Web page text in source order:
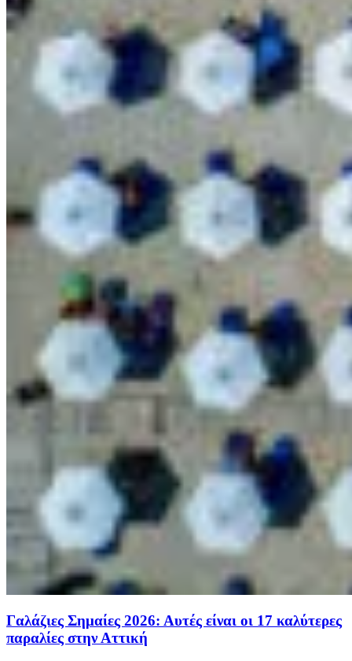
Γαλάζιες Σημαίες 2026: Αυτές είναι οι 17 καλύτερες
παραλίες στην Αττική